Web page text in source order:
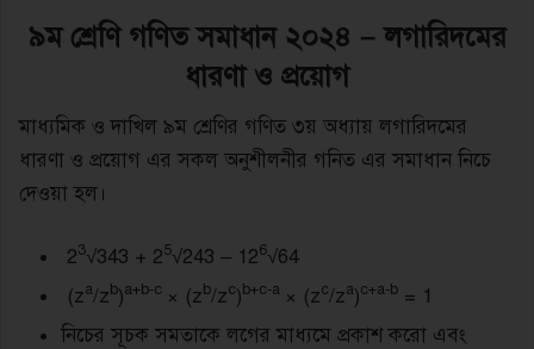
৯ম শ্রেণি গণিত সমাধান ২০২৪ – লগারিদমের
ধারণা ও প্রয়োগ
মাধ্যমিক ও দাখিল ৯ম শ্রেণির গণিত ৩য় অধ্যায় লগারিদমের
ধারণা ও প্রয়োগ এর সকল অনুশীলনীর গনিত এর সমাধান নিচে
দেওয়া হল।
23√343 + 25√243 – 126√64
(za/zb)a+b-c × (zb/zc)b+c-a × (zc/za)c+a-b = 1
নিচের সূচক সমতাকে লগের মাধ্যমে প্রকাশ করো এবং